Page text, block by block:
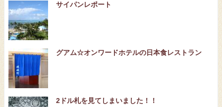
サイパンレポート
グアム☆オンワードホテルの日本食レストラン
2ドル札を見てしまいました！！